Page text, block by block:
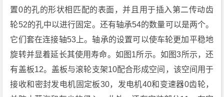
置0的孔的形状相匹配的表面，并且用于插入第二传动齿
轮52的孔中以进行固定。还有轴承54的数量可以是两个。
它们套在连接轴53上。轴承的设置可以使车轮更加平稳地
旋转并显着延长其使用寿命。如图1所示。如图3所示，还
有盖板12。盖板与滚轮支架10配合形成空间，该空间用于
接收和密封发电机固定板30，发电机40和变速器0齿轮，